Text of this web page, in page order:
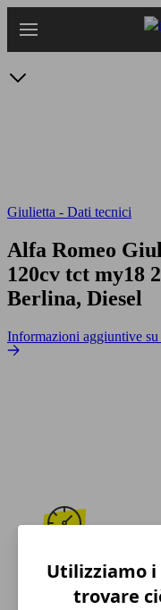
Giulietta - Dati tecnici
Alfa Romeo
120cv tct my18
Berlina, Diesel
Informazioni aggiuntive
195 km/h
Velocità massima
Utilizziamo i
trovare